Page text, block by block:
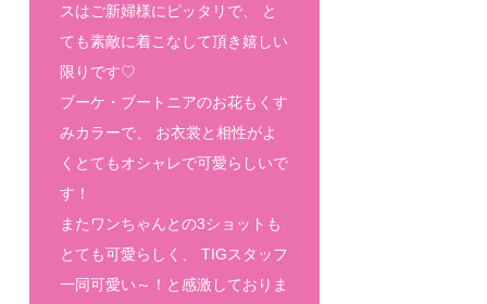
スはご新婦様にピッタリで、 と
ても素敵に着こなして頂き嬉しい
限りです♡
ブーケ・ブートニアのお花もくす
みカラーで、 お衣裳と相性がよ
くとてもオシャレで可愛らしいで
す！
またワンちゃんとの3ショットも
とても可愛らしく、 TIGスタッフ
一同可愛い～！と感激しておりま